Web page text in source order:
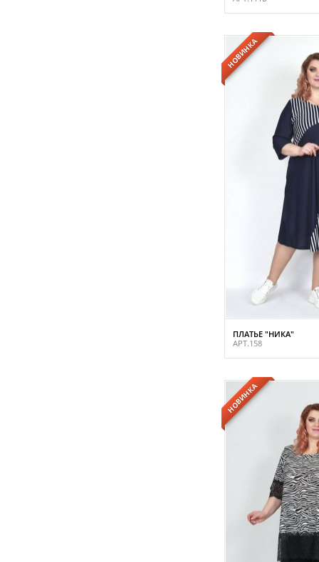
НОВИНКА
ПЛАТЬЕ "НИКА"
АРТ.158
НОВИНКА